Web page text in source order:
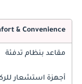
& Convenience
مقاعد بنظام تدفئة
أجهزة استشعار